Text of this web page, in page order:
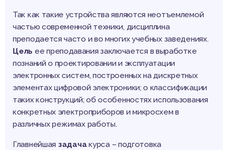
Так как такие устройства являются неотъемлемой
частью современной техники, дисциплина
преподается часто и во многих учебных заведениях.
Цель ее преподавания заключается в выработке
познаний о проектировании и эксплуатации
электронных систем, построенных на дискретных
элементах цифровой электроники; о классификации
таких конструкций; об особенностях использования
конкретных электроприборов и микросхем в
различных режимах работы.
Главнейшая задачакурса – подготовка